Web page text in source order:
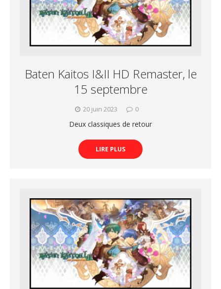
Baten Kaitos I&II HD Remaster, le
15 septembre
20 juin 2023 0
Deux classiques de retour
LIRE PLUS